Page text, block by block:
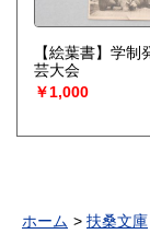
【絵葉書】学
芸大会
￥1,000
ホーム 扶桑文庫